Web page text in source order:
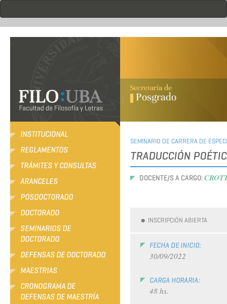
al
contenido
principal
.
INSTITUCIONAL
REGLAMENTOS
TRÁMITES Y CONSULTAS
ARANCELES
POSDOCTORADO
DOCTORADO
SEMINARIOS DE
DOCTORADO
DEFENSAS DE DOCTORADO
MAESTRIAS
CRONOGRAMA DE
DEFENSAS DE MAESTRÍA
TRADUCCIÓN
SEMINARIO DE CARRERA DE
DOCENTE/S A CARGO:
INSCRIPCIÓN ABIERTA
FECHA DE INICIO:
30/09/2022
CARGA HORARIA:
48 hs.